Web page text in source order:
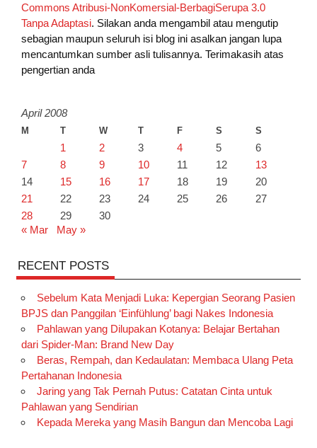
Commons Atribusi-NonKomersial-BerbagiSerupa 3.0
Tanpa Adaptasi. Silakan anda mengambil atau mengutip
sebagian maupun seluruh isi blog ini asalkan jangan lupa
mencantumkan sumber asli tulisannya. Terimakasih atas
pengertian anda
April 2008
M T W T F S S
1 2 3 4 5
6
7
8 9 10 11 12
13
14
15 16 17 18 19
20
21
22 23 24 25 26
27
28
29
30
« Mar
May »
RECENT POSTS
Sebelum Kata Menjadi Luka: Kepergian Seorang Pasien
BPJS dan Panggilan ‘Einfühlung’ bagi Nakes Indonesia
Pahlawan yang Dilupakan Kotanya: Belajar Bertahan
dari Spider-Man: Brand New Day
Beras, Rempah, dan Kedaulatan: Membaca Ulang Peta
Pertahanan Indonesia
Jaring yang Tak Pernah Putus: Catatan Cinta untuk
Pahlawan yang Sendirian
Kepada Mereka yang Masih Bangun dan Mencoba Lagi